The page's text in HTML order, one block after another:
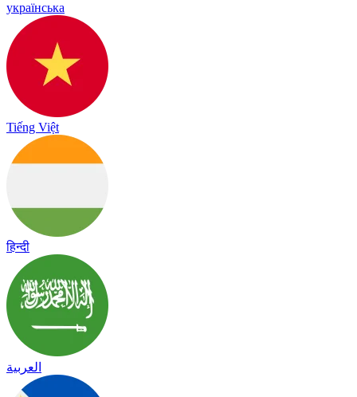
українська
Tiếng Việt
हिन्दी
العربية